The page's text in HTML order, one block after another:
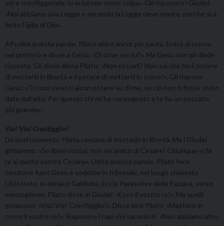
voi e crocifiggetelo; io in lui non trovo colpa». Gli risposero i Giudei:
«Noi abbiamo una Legge e secondo la Legge deve morire, perché si è
fatto Figlio di Dio».
All’udire queste parole, Pilato ebbe ancor più paura. Entrò di nuovo
nel pretorio e disse a Gesù: «Di dove sei tu?». Ma Gesù non gli diede
risposta. Gli disse allora Pilato: «Non mi parli? Non sai che ho il potere
di metterti in libertà e il potere di metterti in croce?». Gli rispose
Gesù: «Tu non avresti alcun potere su di me, se ciò non ti fosse stato
dato dall’alto. Per questo chi mi ha consegnato a te ha un peccato
più grande».
Via! Via! Crocifiggilo!
Da quel momento Pilato cercava di metterlo in libertà. Ma i Giudei
gridarono: «Se liberi costui, non sei amico di Cesare! Chiunque si fa
re si mette contro Cesare». Udite queste parole, Pilato fece
condurre fuori Gesù e sedette in tribunale, nel luogo chiamato
Litòstroto, in ebraico Gabbatà. Era la Parascève della Pasqua, verso
mezzogiorno. Pilato disse ai Giudei: «Ecco il vostro re!». Ma quelli
gridarono: «Via! Via! Crocifiggilo!». Disse loro Pilato: «Metterò in
croce il vostro re?». Risposero i capi dei sacerdoti: «Non abbiamo altro